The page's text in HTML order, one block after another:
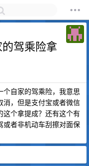
驾乘险拿
自家的驾乘险，我意思
消，但是支付宝或者微信
这个拿提成？还有这个有
或者非机动车刮擦对面保